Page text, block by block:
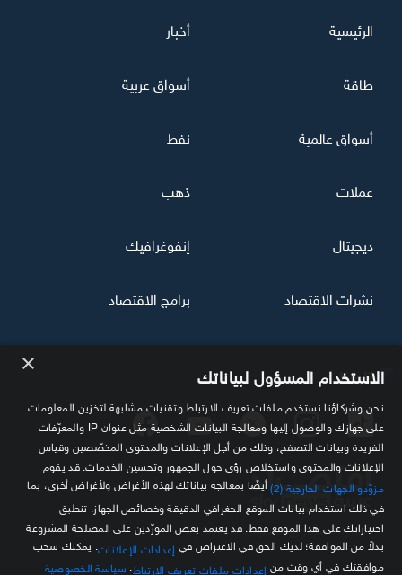
تابعنا
مصدرك الموثوق للمعلومة الاقتصادية
الرئيسية أخبار
طاقة أسواق عربية
أسواق عالمية نفط
عملات ذهب
ديجيتال إنفوغرافيك
نشرات الاقتصاد برامج الاقتصاد
× الاستخدام المسؤول لبياناتك
نحن وشركاؤنا نستخدم ملفات تعريف الارتباط وتقنيات مشابهة لتخزين المعلومات
على جهازك والوصول إليها ومعالجة البيانات الشخصية مثل عنوان IP والمعرّفات
الفريدة وبيانات التصفح، وذلك من أجل الإعلانات والمحتوى المخصّصين وقياس
الإعلانات والمحتوى واستخلاص رؤى حول الجمهور وتحسين الخدمات. قد يقوم
مزوّدو الجهات الخارجية (2)
أيضًا بمعالجة بياناتك لهذه الأغراض ولأغراض أخرى، بما
في ذلك استخدام بيانات الموقع الجغرافي الدقيقة وخصائص الجهاز. تنطبق
اختياراتك على هذا الموقع فقط. قد يعتمد بعض المورّدين على المصلحة المشروعة
بدلاً من الموافقة؛ لديك الحق في الاعتراض في إعدادات الإعلانات . يمكنك سحب
موافقتك في أي وقت من إعدادات ملفات تعريف الارتباط سياسة الخصوصية